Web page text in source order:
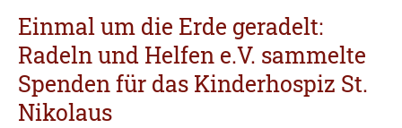
Einmal um die Erde geradelt:
Radeln und Helfen e.V. sammelte
Spenden für das Kinderhospiz St.
Nikolaus